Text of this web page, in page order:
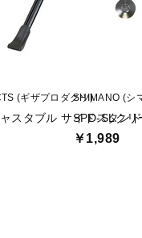
(ギザプロダクツ)
スタブル サイドスタンド
SHIMANO (シ
SPD-SLクリ
￥1,989